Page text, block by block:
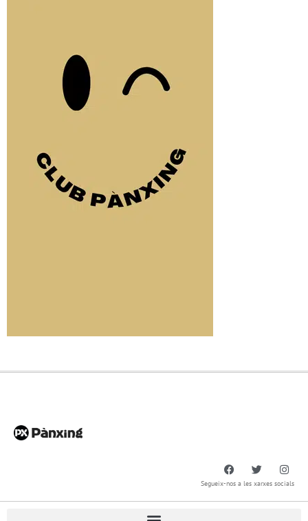
Segueix-nos a les xarxes socials